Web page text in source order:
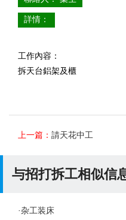
詳情：
工作內容：
拆天台鋁架及櫃
上一篇： 請天花中工
与招打拆工相似信
·杂工装床